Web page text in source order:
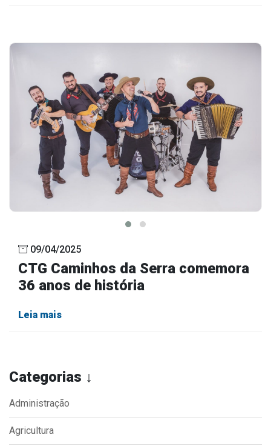
Categorias ↓
Administração
Agricultura
09/04/2025
CTG Caminhos da Serra comemora
36 anos de história
Leia mais